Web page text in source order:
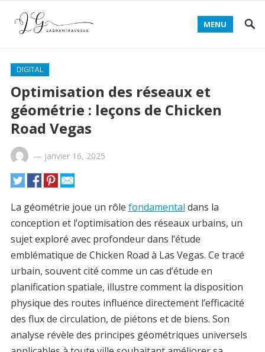
MENU
DIGITAL
Optimisation des réseaux et
géométrie : leçons de Chicken
Road Vegas
— janvier 16, 2025
La géométrie joue un rôle fondamental dans la
conception et l’optimisation des réseaux urbains, un
sujet exploré avec profondeur dans l’étude
emblématique de Chicken Road à Las Vegas. Ce tracé
urbain, souvent cité comme un cas d’étude en
planification spatiale, illustre comment la disposition
physique des routes influence directement l’efficacité
des flux de circulation, de piétons et de biens. Son
analyse révèle des principes géométriques universels